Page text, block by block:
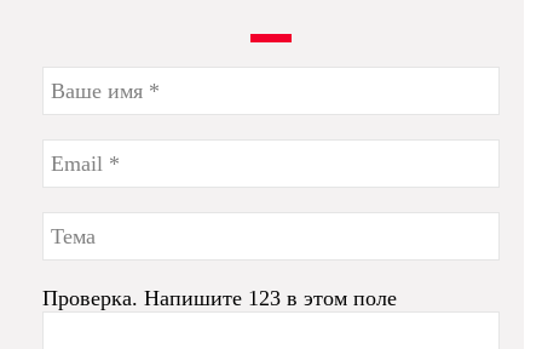
Проверка. Напишите 123 в этом поле